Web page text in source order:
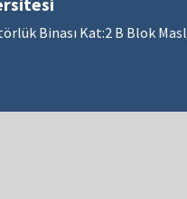
Binası Kat:2 B Blok